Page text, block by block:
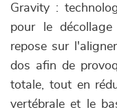
Gravity :
pour le
repose sur
dos afin de
totale, tout en
vertébrale et le